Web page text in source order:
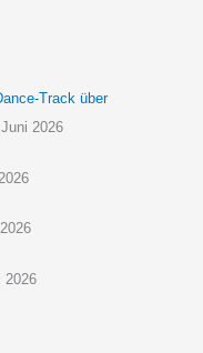
Track über
2026
2026